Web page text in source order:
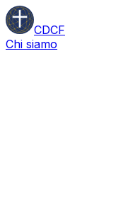
CDCF
Chi siamo